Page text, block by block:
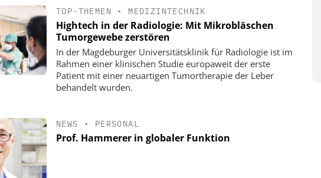
TOP-THEMEN • MEDIZINTECHNIK
Hightech in der Radiologie: Mit Mikrobläschen
Tumorgewebe zerstören
In der Magdeburger Universitätsklinik für Radiologie ist im
Rahmen einer klinischen Studie europaweit der erste
Patient mit einer neuartigen Tumortherapie der Leber
behandelt wurden.
NEWS • PERSONAL
Prof. Hammerer in globaler Funktion